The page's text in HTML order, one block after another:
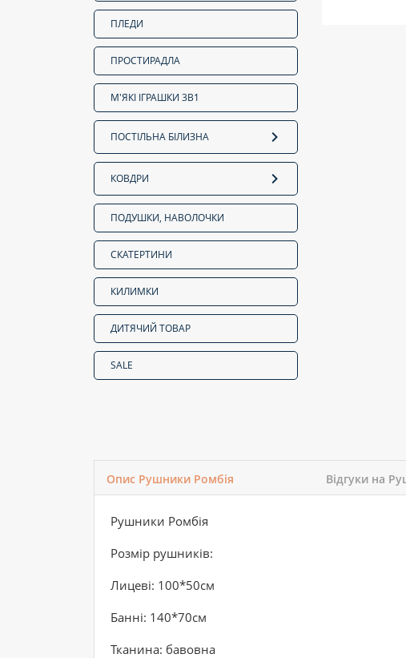
ПЛЕДИ
ПРОСТИРАДЛА
М'ЯКІ ІГРАШКИ 3В1
ПОСТІЛЬНА БІЛИЗНА
КОВДРИ
ПОДУШКИ, НАВОЛОЧКИ
СКАТЕРТИНИ
КИЛИМКИ
ДИТЯЧИЙ ТОВАР
SALE
Опис Рушники Ромбія Відгуки на
Рушники Ромбія
Розмір рушників:
Лицеві: 100*50см
Банні: 140*70см
Тканина: бавовна